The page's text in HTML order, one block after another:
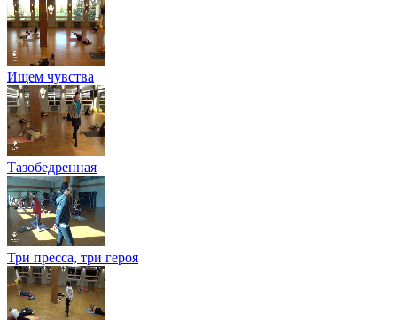
Ищем чувства
Тазобедренная
Три пресса, три героя